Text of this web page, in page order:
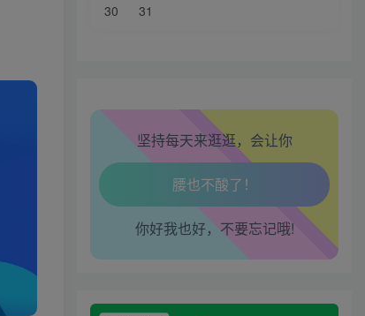
30
31
坚持每天来逛逛，会让你
走路也有劲了！
腿也不痛了！
腰也不酸了！
你好我也好，不要忘记哦!